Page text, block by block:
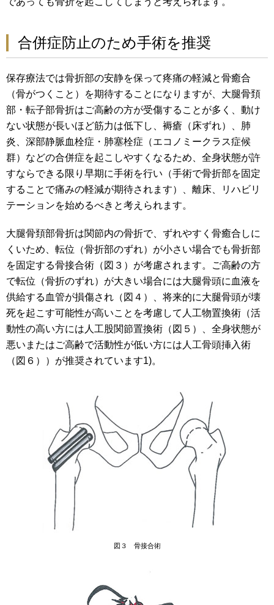
合併症防止のため手術を推奨
保存療法では骨折部の安静を保って疼痛の軽減と骨癒合
（骨がつくこと）を期待することになりますが、大腿骨頚
部・転子部骨折はご高齢の方が受傷することが多く、動け
ない状態が長いほど筋力は低下し、褥瘡（床ずれ）、肺
炎、深部静脈血栓症・肺塞栓症（エコノミークラス症候
群）などの合併症を起こしやすくなるため、全身状態が許
すならできる限り早期に手術を行い（手術で骨折部を固定
することで痛みの軽減が期待されます）、離床、リハビリ
テーションを始めるべきと考えられます。
大腿骨頚部骨折は関節内の骨折で、ずれやすく骨癒合しに
くいため、転位（骨折部のずれ）が小さい場合でも骨折部
を固定する骨接合術（図３）が考慮されます。ご高齢の方
で転位（骨折のずれ）が大きい場合には大腿骨頭に血液を
供給する血管が損傷され（図４）、将来的に大腿骨頭が壊
死を起こす可能性が高いことを考慮して人工物置換術（活
動性の高い方には人工股関節置換術（図５）、全身状態が
悪いまたはご高齢で活動性が低い方には人工骨頭挿入術
（図６））が推奨されています1)。
図３ 骨接合術